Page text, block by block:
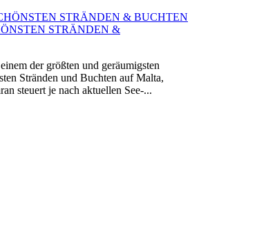
STRÄNDEN &
der größten und geräumigsten
Stränden und Buchten auf Malta,
steuert je nach aktuellen See-...